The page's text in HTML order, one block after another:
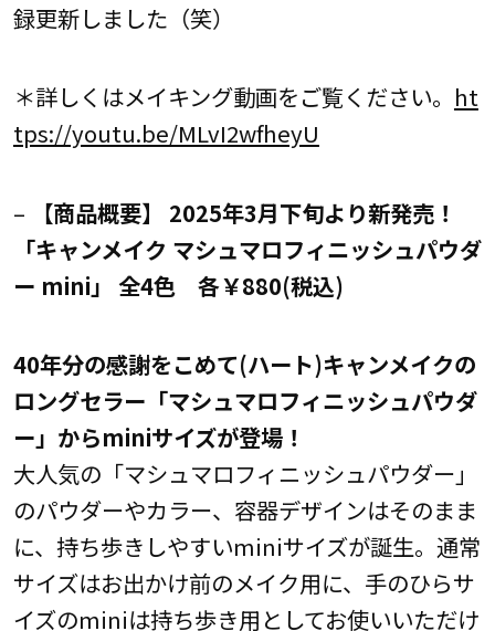
録更新しました（笑）
＊詳しくはメイキング動画をご覧ください。 ht
tps://youtu.be/MLvI2wfheyU
–
【商品概要】 2025年3月下旬より新発売！
「キャンメイク マシュマロフィニッシュパウダ
ー mini」 全4色 各￥880(税込)
40年分の感謝をこめて(ハート)キャンメイクの
ロングセラー「マシュマロフィニッシュパウダ
ー」からminiサイズが登場！
大人気の「マシュマロフィニッシュパウダー」
のパウダーやカラー、容器デザインはそのまま
に、持ち歩きしやすいminiサイズが誕生。通常
サイズはお出かけ前のメイク用に、手のひらサ
イズのminiは持ち歩き用としてお使いいただけ